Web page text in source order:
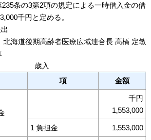
条の3第2項の規定による一時借入金の借
千円と定める。
北海道後期高齢者医療広域連合長 高橋 定敏
歳入
項 金額
千円
1,553,000
1 負担金 1,553,000